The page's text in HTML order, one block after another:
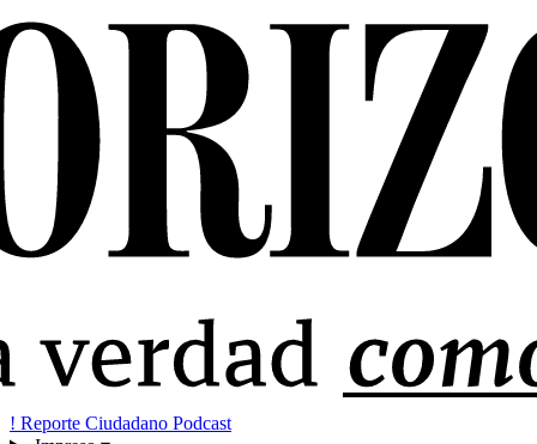
! Reporte Ciudadano Podcast